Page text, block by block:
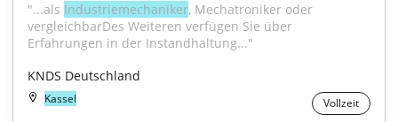
"...als Industriemechaniker, Mechatroniker oder
vergleichbarDes Weiteren verfügen Sie über
Erfahrungen in der Instandhaltung..."
KNDS Deutschland
Kassel Vollzeit